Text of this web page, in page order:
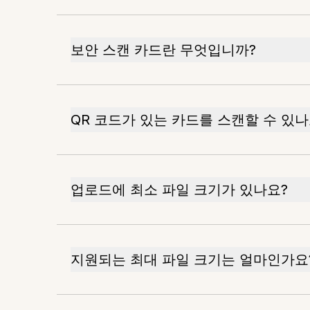
보안 스캔 카드란 무엇입니까?
QR 코드가 있는 카드를 스캔할 수 있
업로드에 최소 파일 크기가 있나요?
지원되는 최대 파일 크기는 얼마인가